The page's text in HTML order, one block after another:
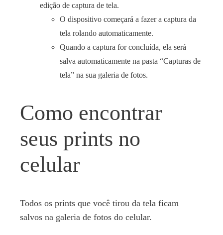
edição de captura de tela.
O dispositivo começará a fazer a captura da
tela rolando automaticamente.
Quando a captura for concluída, ela será
salva automaticamente na pasta “Capturas de
tela” na sua galeria de fotos.
Como encontrar
seus prints no
celular
Todos os prints que você tirou da tela ficam
salvos na galeria de fotos do celular.